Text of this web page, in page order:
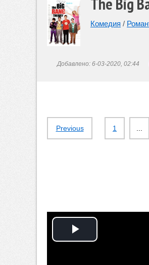
Комедия /
Добавлено: 6-03-2020, 02:44
Previous 1
Play